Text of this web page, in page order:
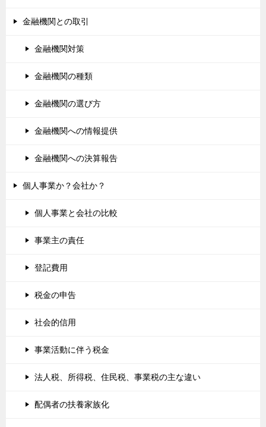
金融機関との取引
金融機関対策
金融機関の種類
金融機関の選び方
金融機関への情報提供
金融機関への決算報告
個人事業か？会社か？
個人事業と会社の比較
事業主の責任
登記費用
税金の申告
社会的信用
事業活動に伴う税金
法人税、所得税、住民税、事業税の主な違い
配偶者の扶養家族化